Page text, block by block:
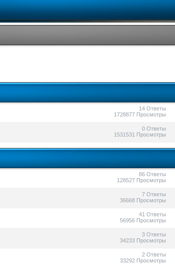
14 Ответы
1728877 Просмотры
0 Ответы
1531531 Просмотры
86 Ответы
128527 Просмотры
7 Ответы
36668 Просмотры
41 Ответы
56956 Просмотры
3 Ответы
34233 Просмотры
2 Ответы
33292 Просмотры